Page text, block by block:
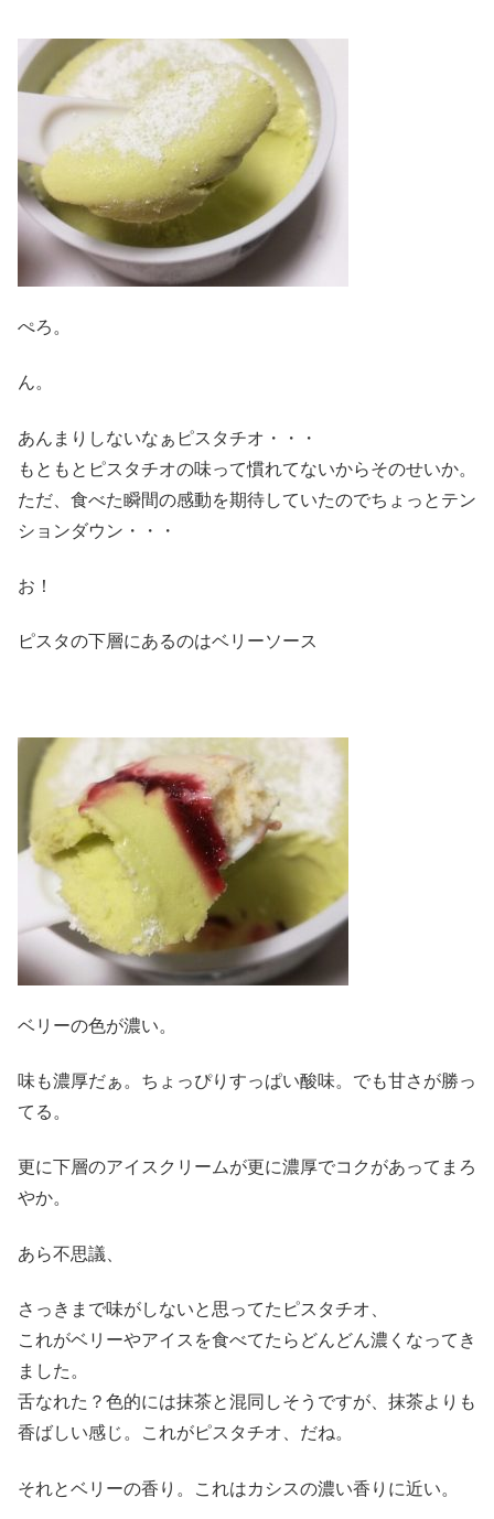
ぺろ。
ん。
あんまりしないなぁピスタチオ・・・
もともとピスタチオの味って慣れてないからそのせいか。
ただ、食べた瞬間の感動を期待していたのでちょっとテン
ションダウン・・・
お！
ピスタの下層にあるのはベリーソース
ベリーの色が濃い。
味も濃厚だぁ。ちょっぴりすっぱい酸味。でも甘さが勝っ
てる。
更に下層のアイスクリームが更に濃厚でコクがあってまろ
やか。
あら不思議、
さっきまで味がしないと思ってたピスタチオ、
これがベリーやアイスを食べてたらどんどん濃くなってき
ました。
舌なれた？色的には抹茶と混同しそうですが、抹茶よりも
香ばしい感じ。これがピスタチオ、だね。
それとベリーの香り。これはカシスの濃い香りに近い。